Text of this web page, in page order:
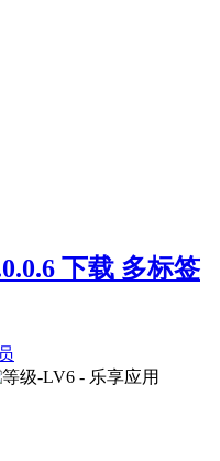
下载 多标签